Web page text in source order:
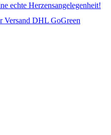
echte Herzensangelegenheit!
Versand DHL GoGreen